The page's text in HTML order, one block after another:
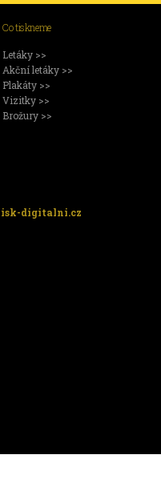
Co tiskneme
Letáky >>
Akční letáky >>
Plakáty >>
Vizitky >>
Brožury >>
digitalni.cz